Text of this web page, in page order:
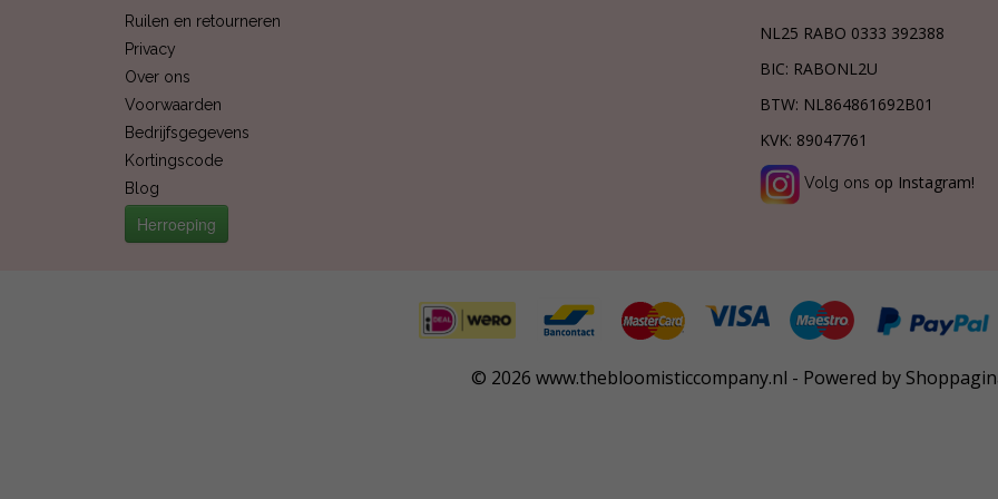
Ruilen en retourneren
Privacy
Over ons
Voorwaarden
Bedrijfsgegevens
Kortingscode
Blog
Herroeping
NL25 RABO 0333 392388
BIC: RABONL2U
BTW: NL864861692B01
KVK: 89047761
Volg ons op Instagram!
© 2026 www.thebloomisticcompany.nl - Powered by